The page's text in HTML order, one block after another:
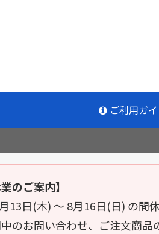
ご利用ガ
のご案内】
13日(木) ～ 8月16日(日) の間
のお問い合わせ、ご注文商